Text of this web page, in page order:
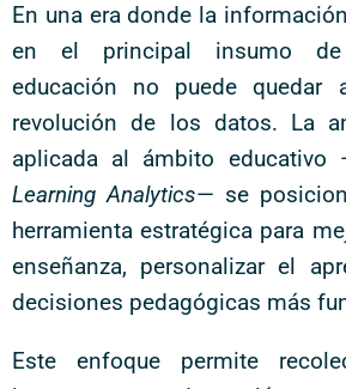
En una era donde la
en el principal insumo de
educación no puede quedar
revolución de los datos. La
aplicada al ámbito educativo
Learning Analytics— se
herramienta estratégica para
enseñanza, personalizar el
decisiones pedagógicas más
Este enfoque permite